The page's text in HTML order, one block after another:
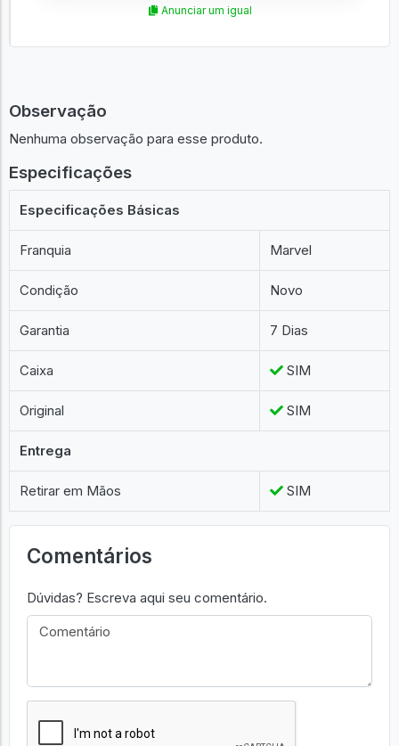
Anunciar um igual
Observação
Nenhuma observação para esse produto.
Especificações
Especificações Básicas
Franquia Marvel
Condição Novo
Garantia 7 Dias
Caixa SIM
Original SIM
Entrega
Retirar em Mãos SIM
Comentários
Dúvidas? Escreva aqui seu comentário.